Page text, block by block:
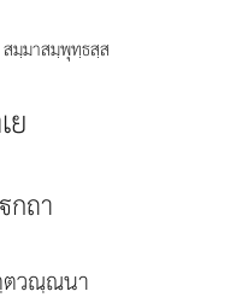
มฺมาสมฺพุทฺธสฺส
ย
ถา
วณฺณนา